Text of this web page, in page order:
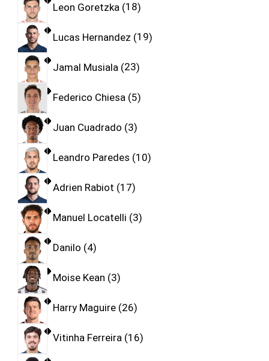
Leon Goretzka 18
Lucas Hernandez 19
Jamal Musiala 23
Federico Chiesa 5
Juan Cuadrado 3
Leandro Paredes 10
Adrien Rabiot 17
Manuel Locatelli 3
Danilo 4
Moise Kean 3
Harry Maguire 26
Vitinha Ferreira 16